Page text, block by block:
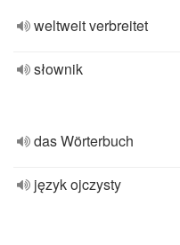
weltweit verbreitet
słownik
das Wörterbuch
język ojczysty